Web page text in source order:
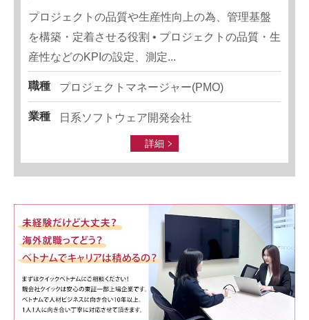
プロジェクトの品質や生産性向上の為、管理基盤
を構築・定着させる役割 • プロジェクトの品質・生
産性などのKPIの設定、測定...
職種 プロジェクトマネージャー(PMO)
業種 日系ソフトウェア開発会社
詳細